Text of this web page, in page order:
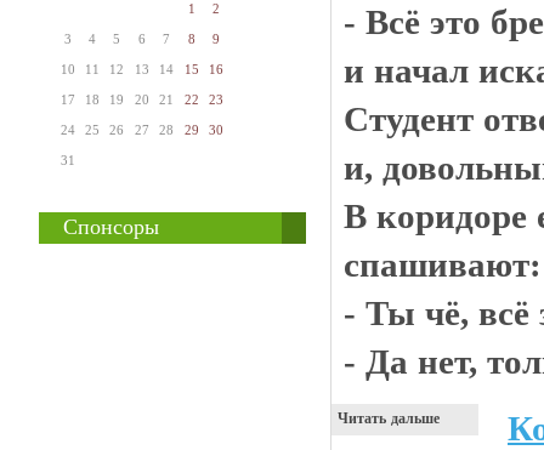
1 2
3 4 5 6 7 8 9
10 11 12 13 14 15 16
17 18 19 20 21 22 23
24 25 26 27 28 29 30
31
Спонсоры
- Всё это
и начал
Студент
и,
В коридоре
спашивают:
- Ты чё, всё
- Да нет,
Читать дальше